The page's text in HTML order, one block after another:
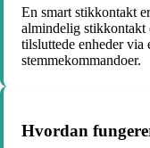
En smart stikkontakt
almindelig stikkontakt
tilsluttede enheder via
stemmekommandoer.
Hvordan